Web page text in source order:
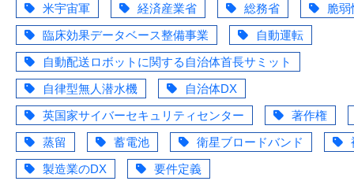
米宇宙軍
経済産業省 総務省
脆弱
臨床効果データベース整備事業
自動運転
自動配送ロボットに関する自治体首長サミット
自律型無人潜水機
自治体DX
英国家サイバーセキュリティセンター
著作権
蒸留
蓄電池 衛星ブロードバンド
製造業のDX
要件定義